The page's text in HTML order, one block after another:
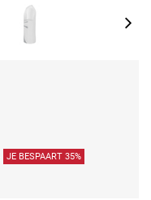
JE BESPAART 35%